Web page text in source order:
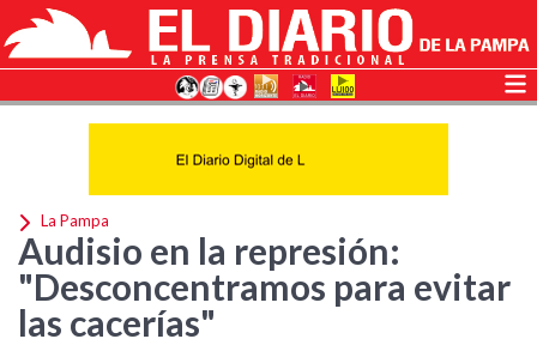
La Pampa
Audisio en la represión:
"Desconcentramos para evitar
las cacerías"